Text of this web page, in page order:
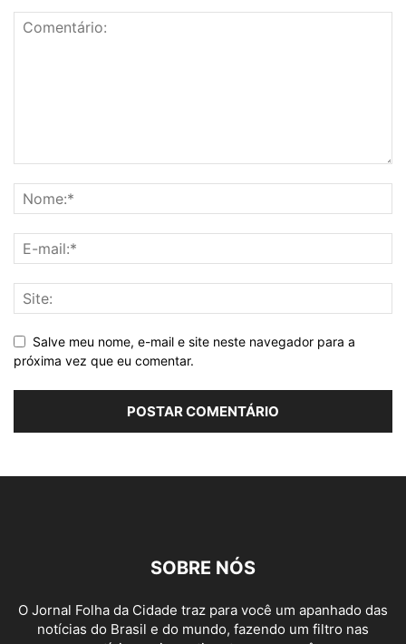
Salve meu nome, e-mail e site neste navegador para a
próxima vez que eu comentar.
SOBRE NÓS
O Jornal Folha da Cidade traz para você um apanhado das
notícias do Brasil e do mundo, fazendo um filtro nas